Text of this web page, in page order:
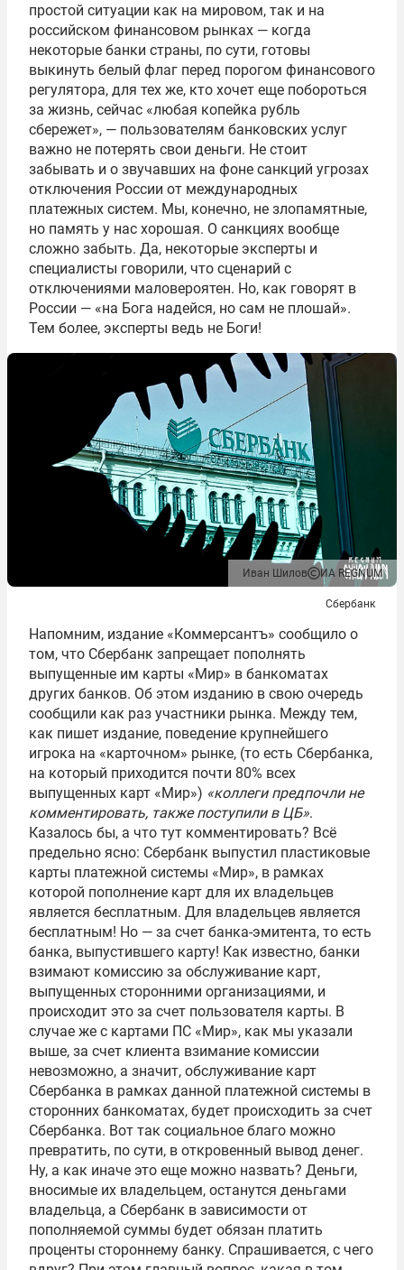
простой ситуации как на мировом, так и на
российском финансовом рынках — когда
некоторые банки страны, по сути, готовы
выкинуть белый флаг перед порогом финансового
регулятора, для тех же, кто хочет еще побороться
за жизнь, сейчас «любая копейка рубль
сбережет», — пользователям банковских услуг
важно не потерять свои деньги. Не стоит
забывать и о звучавших на фоне санкций угрозах
отключения России от международных
платежных систем. Мы, конечно, не злопамятные,
но память у нас хорошая. О санкциях вообще
сложно забыть. Да, некоторые эксперты и
специалисты говорили, что сценарий с
отключениями маловероятен. Но, как говорят в
России — «на Бога надейся, но сам не плошай».
Тем более, эксперты ведь не Боги!
Иван Шилов ИА REGNUM
Сбербанк
Напомним, издание «Коммерсантъ» сообщило о
том, что Сбербанк запрещает пополнять
выпущенные им карты «Мир» в банкоматах
других банков. Об этом изданию в свою очередь
сообщили как раз участники рынка. Между тем,
как пишет издание, поведение крупнейшего
игрока на «карточном» рынке, (то есть Сбербанка,
на который приходится почти 80% всех
выпущенных карт «Мир») «коллеги предпочли не
комментировать, также поступили в ЦБ».
Казалось бы, а что тут комментировать? Всё
предельно ясно: Сбербанк выпустил пластиковые
карты платежной системы «Мир», в рамках
которой пополнение карт для их владельцев
является бесплатным. Для владельцев является
бесплатным! Но — за счет банка-эмитента, то есть
банка, выпустившего карту! Как известно, банки
взимают комиссию за обслуживание карт,
выпущенных сторонними организациями, и
происходит это за счет пользователя карты. В
случае же с картами ПС «Мир», как мы указали
выше, за счет клиента взимание комиссии
невозможно, а значит, обслуживание карт
Сбербанка в рамках данной платежной системы в
сторонних банкоматах, будет происходить за счет
Сбербанка. Вот так социальное благо можно
превратить, по сути, в откровенный вывод денег.
Ну, а как иначе это еще можно назвать? Деньги,
вносимые их владельцем, останутся деньгами
владельца, а Сбербанк в зависимости от
пополняемой суммы будет обязан платить
проценты стороннему банку. Спрашивается, с чего